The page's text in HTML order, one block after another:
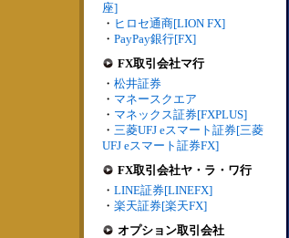
座]
・ ヒロセ通商[LION FX]
・ PayPay銀行[FX]
FX取引会社マ行
・ 松井証券
・ マネースクエア
・ マネックス証券[FXPLUS]
・ 三菱UFJ eスマート証券[三菱
UFJ eスマート証券FX]
FX取引会社ヤ・ラ・ワ行
・ LINE証券[LINEFX]
・ 楽天証券[楽天FX]
オプション取引会社